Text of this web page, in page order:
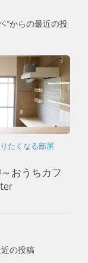
”からの最近の投
たくなる部屋
おうちカフ
の投稿